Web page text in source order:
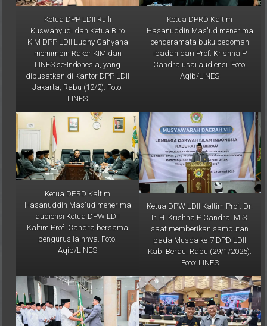
Ketua DPP LDII Rulli
Kuswahyudi dan Ketua Biro
KIM DPP LDII Ludhy Cahyana
memimpin Rakor KIM dan
LINES se-Indonesia, yang
dipusatkan di Kantor DPP LDII
Jakarta, Rabu (12/2). Foto:
LINES
Ketua DPRD Kaltim
Hasanuddin Mas'ud menerima
cenderamata buku pedoman
ibadah dari Prof. Krishna P
Candra usai audiensi. Foto:
Aqib/LINES
Ketua DPRD Kaltim
Hasanuddin Mas'ud menerima
audiensi Ketua DPW LDII
Kaltim Prof. Candra bersama
pengurus lainnya. Foto:
Aqib/LINES
Ketua DPW LDII Kaltim Prof. Dr.
Ir. H. Krishna P Candra, M.S.
saat memberikan sambutan
pada Musda ke-7 DPD LDII
Kab. Berau, Rabu (29/1/2025).
Foto: LINES